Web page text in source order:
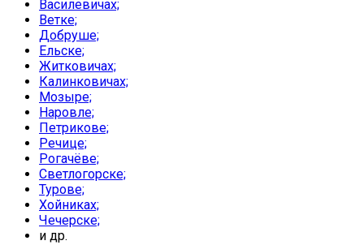
Василевичах;
Ветке;
Добруше;
Ельске;
Житковичах;
Калинковичах;
Мозыре;
Наровле;
Петрикове;
Речице;
Рогачёве;
Светлогорске;
Турове;
Хойниках;
Чечерске;
и др.